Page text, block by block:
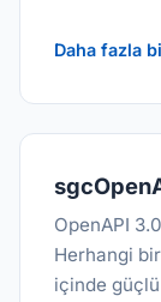
Daha fazla
OpenAPI
Herhangi
içinde